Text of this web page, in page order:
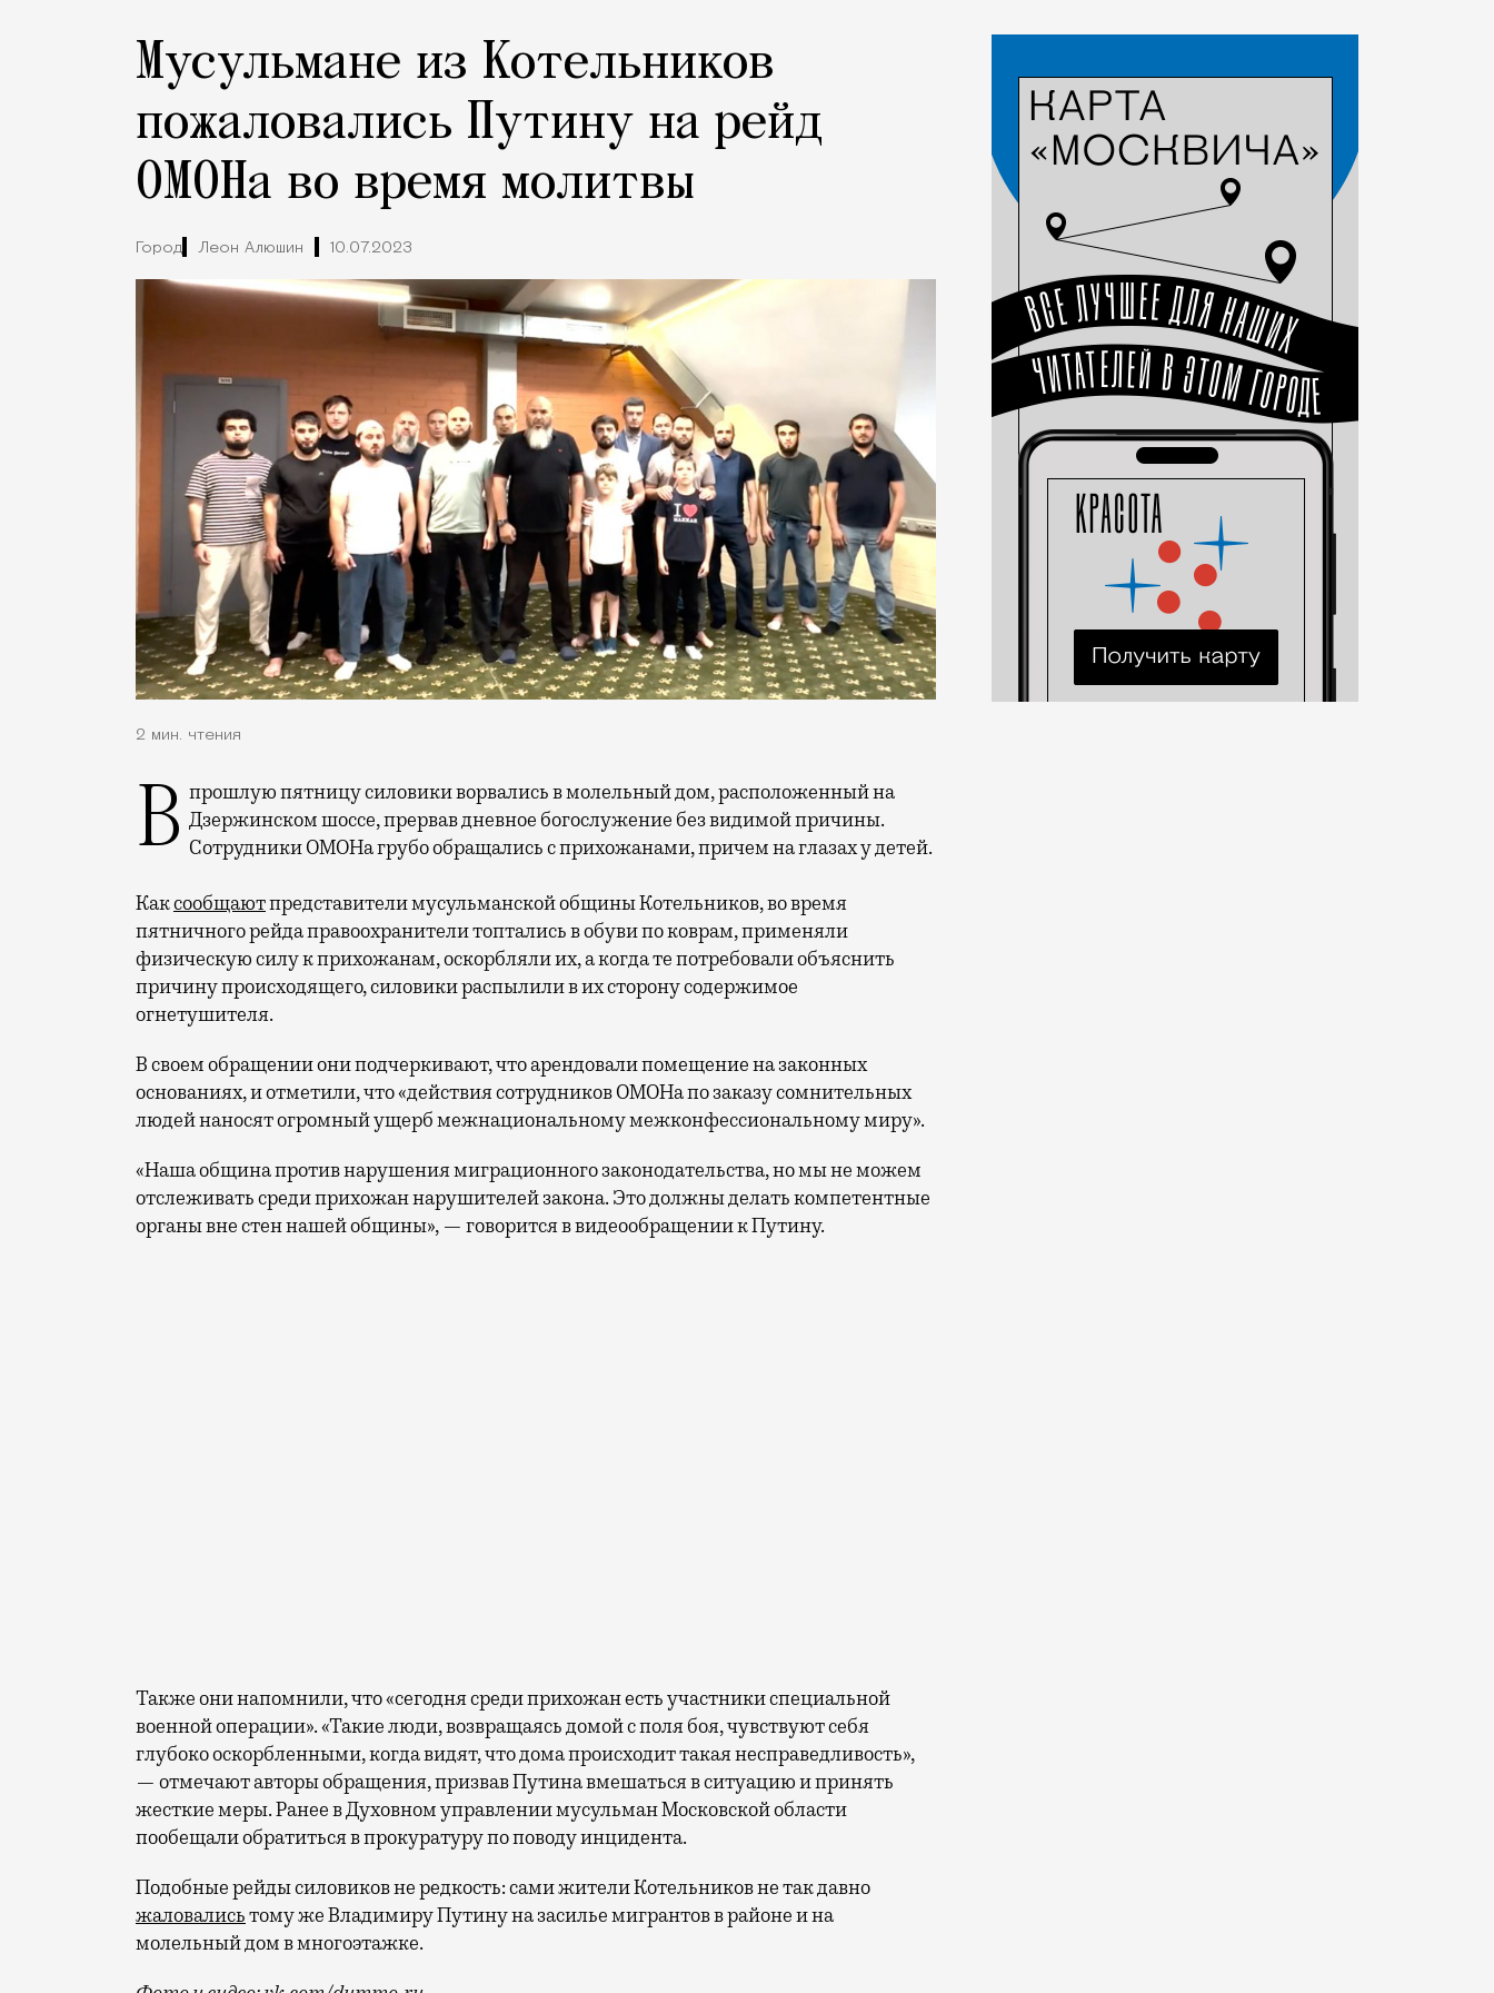
Мусульмане из Котельников
пожаловались Путину на рейд
ОМОНа во время молитвы
Город Леон Алюшин 10.07.2023
2 мин. чтения
В прошлую пятницу силовики ворвались в молельный дом, расположенный на Дзержинском шоссе, прервав дневное богослужение без видимой причины.
Сотрудники ОМОНа грубо обращались с прихожанами, причем на глазах у детей.
Каксообщаютпредставители мусульманской общины Котельников, во время
пятничного рейда правоохранители топтались в обуви по коврам, применяли
физическую силу к прихожанам, оскорбляли их, а когда те потребовали объяснить
причину происходящего, силовики распылили в их сторону содержимое
огнетушителя.
В своем обращении они подчеркивают, что арендовали помещение на законных
основаниях, и отметили, что «действия сотрудников ОМОНа по заказу сомнительных
людей наносят огромный ущерб межнациональному межконфессиональному миру».
«Наша община против нарушения миграционного законодательства, но мы не можем
отслеживать среди прихожан нарушителей закона. Это должны делать компетентные
органы вне стен нашей общины», — говорится в видеообращении к Путину.
Также они напомнили, что «сегодня среди прихожан есть участники специальной
военной операции». «Такие люди, возвращаясь домой с поля боя, чувствуют себя
глубоко оскорбленными, когда видят, что дома происходит такая несправедливость»,
— отмечают авторы обращения, призвав Путина вмешаться в ситуацию и принять
жесткие меры. Ранее в Духовном управлении мусульман Московской области
пообещали обратиться в прокуратуру по поводу инцидента.
Подобные рейды силовиков не редкость: сами жители Котельников не так давно
жаловалисьтому же Владимиру Путину на засилье мигрантов в районе и на
молельный дом в многоэтажке.